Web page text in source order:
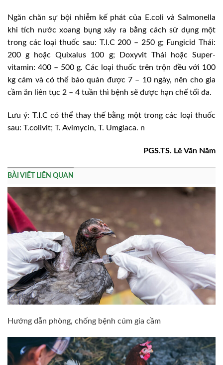
Ngăn chăn sự bội nhiễm kế phát của E.coli và Salmonella
khi tích nước xoang bụng xảy ra bằng cách sử dụng một
trong các loại thuốc sau: T.I.C 200 – 250 g; Fungicid Thái:
200 g hoặc Quixalus 100 g; Doxyvit Thái hoặc Super-
vitamin: 400 – 500 g. Các loại thuốc trên trộn đều với 100
kg cám và có thể bảo quản được 7 – 10 ngày, nên cho gia
cầm ăn liên tục 2 – 4 tuần thì bệnh sẽ được hạn chế tối đa.
Lưu ý: T.I.C có thể thay thế bằng một trong các loại thuốc
sau: T.colivit; T. Avimycin, T. Umgiaca. n
PGS.TS. Lê Văn Năm
BÀI VIẾT LIÊN QUAN
Hướng dẫn phòng, chống bệnh cúm gia cầm